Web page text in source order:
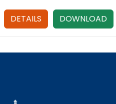
DOWNLOAD
DETAILS